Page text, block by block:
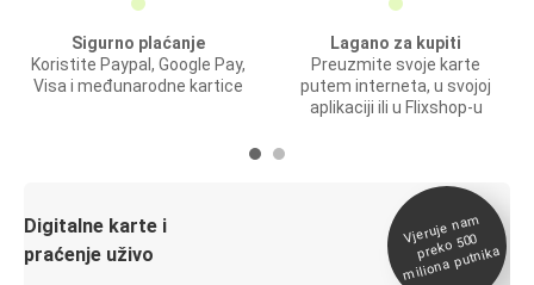
Sigurno plaćanje
Koristite Paypal, Google Pay,
Visa i međunarodne kartice
Lagano za kupiti
Preuzmite svoje karte
putem interneta, u svojoj
aplikaciji ili u Flixshop-u
Digitalne karte i
praćenje uživo
Vjeruje na
m
preko 500
miliona putnika